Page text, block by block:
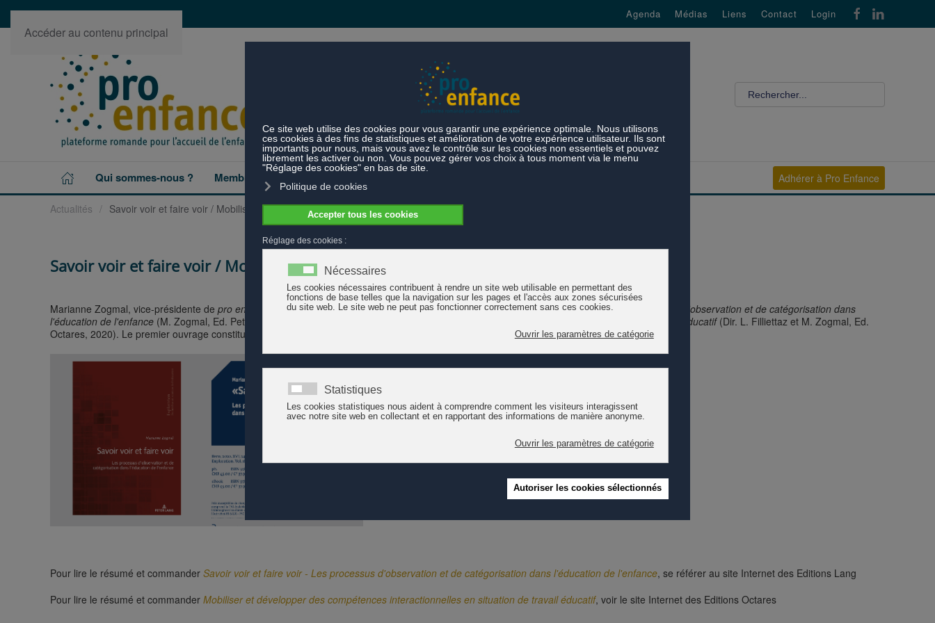
Accéder au contenu principal
Agenda Médias Liens Contact Login
Qui sommes-nous ? Membres Projets et prestations Adhérer à Pro Enfance
Actualités Savoir voir et faire voir / Mobiliser et développer des compétences interactionnelles
Savoir voir et faire voir / Mobiliser et développer des compétences interactionnelles
Marianne Zogmal, vice-présidente de pro enfance, contribue à l'édition de deux nouvelles publications :Savoir voir et faire voir - Les processus d'observation et de catégorisation dans
l'éducation de l'enfance (M. Zogmal, Ed. Peter Lang, 2020) et Mobiliser et développer des compétences interactionnelles en situation de travail éducatif(Dir. L. Filliettaz et M. Zogmal, Ed.
Octares, 2020). Le premier ouvrage constitue une version raccourcie et retravaillée de la thèse de l'auteure.
Pour lire le résumé et commander Savoir voir et faire voir - Les processus d'observation et de catégorisation dans l'éducation de l'enfance, se référer au site Internet des Editions Lang
Pour lire le résumé et commander Mobiliser et développer des compétences interactionnelles en situation de travail éducatif, voir le site Internet des Editions Octares